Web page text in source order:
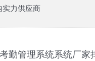
实力供应商
勤管理系统系统厂